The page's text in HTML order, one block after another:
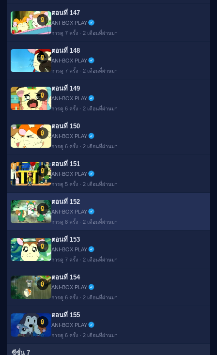
🔒
ตอนที่ 147
ANI-BOX PLAY
การดู 7 ครั้ง · 2 เดือนที่ผ่านมา
🔒
ตอนที่ 148
ANI-BOX PLAY
การดู 7 ครั้ง · 2 เดือนที่ผ่านมา
🔒
ตอนที่ 149
ANI-BOX PLAY
การดู 6 ครั้ง · 2 เดือนที่ผ่านมา
🔒
ตอนที่ 150
ANI-BOX PLAY
การดู 6 ครั้ง · 2 เดือนที่ผ่านมา
🔒
ตอนที่ 151
ANI-BOX PLAY
การดู 5 ครั้ง · 2 เดือนที่ผ่านมา
▶ 🔒
ตอนที่ 152
ANI-BOX PLAY
การดู 8 ครั้ง · 2 เดือนที่ผ่านมา
🔒
ตอนที่ 153
ANI-BOX PLAY
การดู 7 ครั้ง · 2 เดือนที่ผ่านมา
🔒
ตอนที่ 154
ANI-BOX PLAY
การดู 6 ครั้ง · 2 เดือนที่ผ่านมา
🔒
ตอนที่ 155
ANI-BOX PLAY
การดู 6 ครั้ง · 2 เดือนที่ผ่านมา
ซีซั่น 7